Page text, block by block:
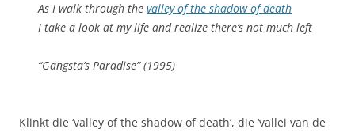
As I walk through the valley of the shadow of death
I take a look at my life and realize there’s not much left
“Gangsta’s Paradise” (1995)
Klinkt die ‘valley of the shadow of death’, die ‘vallei van de